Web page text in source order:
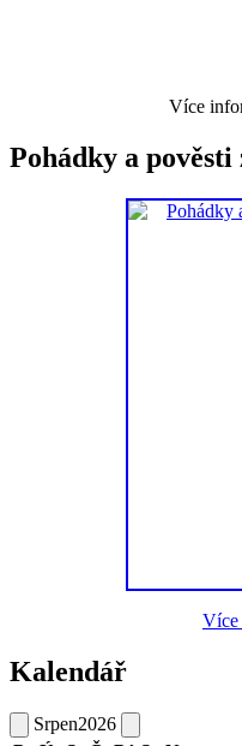
Více
Pohádky a pověsti
Více
Kalendář
Srpen2026